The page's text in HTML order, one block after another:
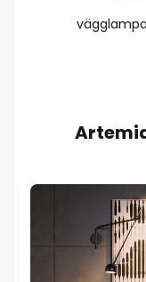
vägglampa